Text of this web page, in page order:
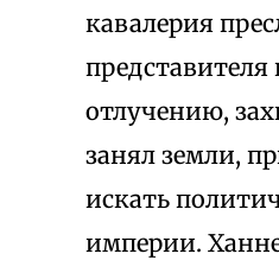
кавалерия
представителя
отлучению,
занял земли,
искать
империи.